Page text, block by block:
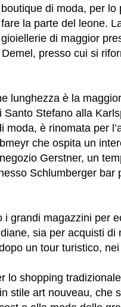
di moda, per
la parte del leone.
di maggior
presso cui si
lunghezza è la
Stefano alla
moda, è rinomata per
che ospita un
Gerstner, un
Schlumberger bar
i grandi magazzini per
sia per acquisti
un tour turistico,
lo shopping
stile art nouveau, che